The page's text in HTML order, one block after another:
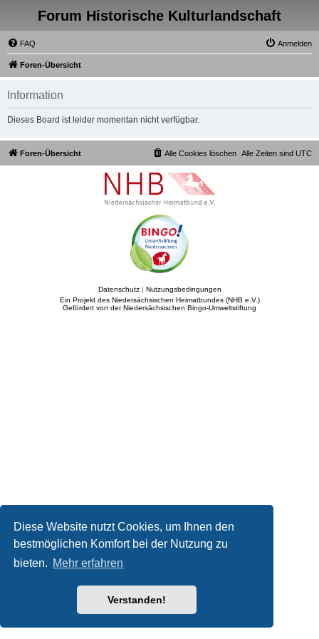
Diese Website nutzt Cookies, um Ihnen den
bestmöglichen Komfort bei der Nutzung zu
bieten. Mehr erfahren
Verstanden!
Forum Historische Kulturlandschaft
FAQ Anmelden
Foren-Übersicht
Information
Dieses Board ist leider momentan nicht verfügbar.
Foren-Übersicht Alle Zeiten sind UTC
Alle Cookies löschen
Datenschutz| Nutzungsbedingungen
Ein Projekt des Niedersächsischen Heimatbundes (NHB e.V.)
Gefördert von der Niedersächsischen Bingo-Umweltstiftung